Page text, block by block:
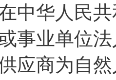
中华人民
事业单位
应商为自